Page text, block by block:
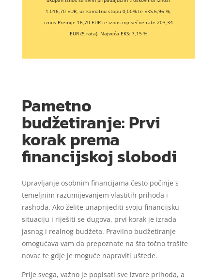
1.016,70 EUR, uz kamatnu stopu 0,00% te EKS 6,96 %,
iznos Premije 16,70 EUR te iznos mjesečne rate 203,34
EUR (5 rata). Najveća EKS: 7,15 %
Pametno
budžetiranje: Prvi
korak prema
financijskoj slobodi
Upravljanje osobnim financijama često počinje s
temeljnim razumijevanjem vlastitih prihoda i
rashoda. Ako želite unaprijediti svoju financijsku
situaciju i riješiti se dugova, prvi korak je izrada
jasnog i realnog budžeta. Pravilno budžetiranje
omogućava vam da prepoznate na što točno trošite
novac te gdje je moguće napraviti uštede.
Prije svega, važno je popisati sve izvore prihoda, a